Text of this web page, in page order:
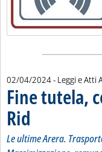
02/04/2024- Leggi e Atti
Fine tutela,
Rid
Le ultime Arera.